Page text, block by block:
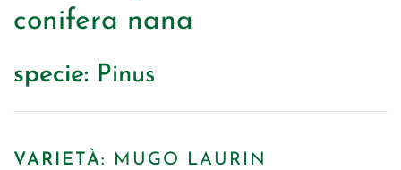
conifera nana
specie: Pinus
VARIETÀ: MUGO LAURIN